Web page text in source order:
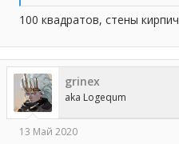
100 квадратов, стены кирпич
grinex
aka Logequm
13 Май 2020